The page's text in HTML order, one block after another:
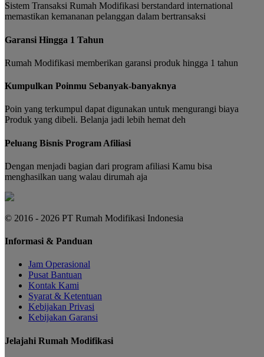
Sistem Transaksi Rumah Modifikasi berstandard international
memastikan kemananan pelanggan dalam bertransaksi
Garansi Hingga 1 Tahun
Rumah Modifikasi memberikan garansi produk hingga 1 tahun
Kumpulkan Poinmu Sebanyak-banyaknya
Poin yang terkumpul dapat digunakan untuk mengurangi biaya
Produk yang dibeli. Belanja jadi lebih hemat deh
Peluang Bisnis Program Afiliasi
Dengan menjadi bagian dari program afiliasi Kamu bisa
menghasilkan uang walau dirumah aja
© 2016 - 2026 PT Rumah Modifikasi Indonesia
Informasi & Panduan
Jam Operasional
Pusat Bantuan
Kontak Kami
Syarat & Ketentuan
Kebijakan Privasi
Kebijakan Garansi
Jelajahi Rumah Modifikasi